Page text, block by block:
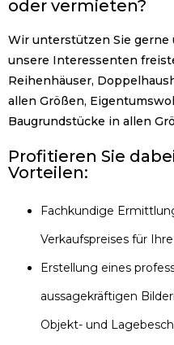
oder vermieten?
Wir unterstützen Sie
unsere Interessenten
Reihenhäuser,
allen Größen,
Baugrundstücke in allen
Profitieren Sie
Vorteilen:
Fachkundige
Verkaufspreises für
Erstellung eines
aussagekräftigen
Objekt- und